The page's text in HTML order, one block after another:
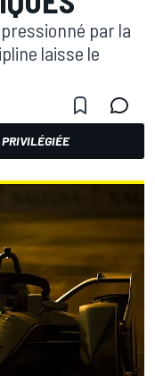
par la
laisse le